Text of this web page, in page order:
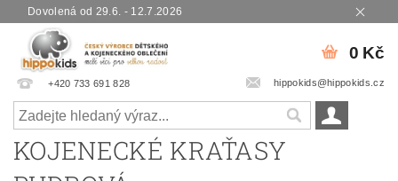
Dovolená od 29.6. - 12.7.2026
+420 733 691 828 hippokids@hippokids.cz
0 Kč
KOJENECKÉ KRAŤASY